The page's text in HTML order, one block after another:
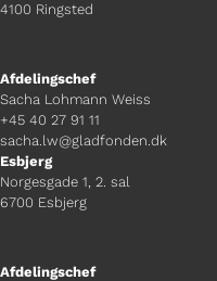
4100 Ringsted
Afdelingschef
Sacha Lohmann Weiss
+45 40 27 91 11
sacha.lw@gladfonden.dk
Esbjerg
Norgesgade 1, 2. sal
6700 Esbjerg
Afdelingschef